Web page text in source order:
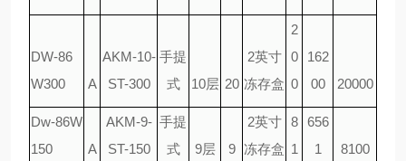
DW-86
W300
A
AKM-10-
ST-300
手提
式
10层 20
2英寸
冻存盒
2
0
0
162
00
20000
Dw-86W
150
A
AKM-9-
ST-150
手提
式
9层 9
2英寸
冻存盒
8
1
656
1
8100